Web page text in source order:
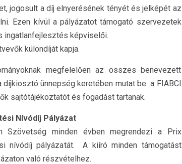
jogosult a díj elnyerésének tényét és jelképét az
Ezen kívül a pályázatot támogató szervezetek
ingatlanfejlesztés képviselői.
különdíját kapja.
megfelelően az összes benevezett
díjkiosztó ünnepség keretében mutat be a FIABCI
sajtótájékoztatót és fogadást tartanak.
Nívódíj Pályázat
minden évben megrendezi a Prix
nívódíj pályázatát. A kiíró minden támogatást
való részvételhez.